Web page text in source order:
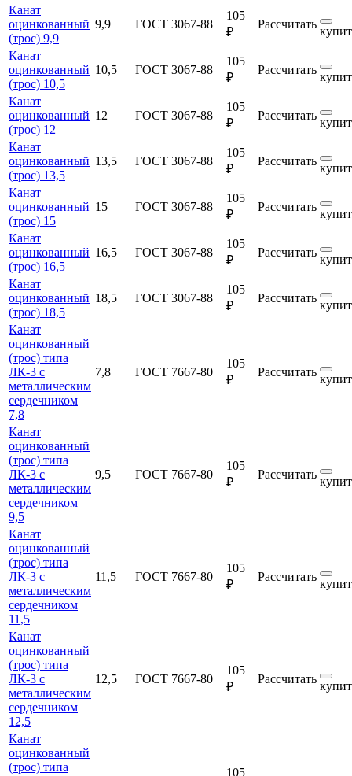
Канат
оцинкованный
(трос) 9,9
9,9 ГОСТ 3067-88
105
₽
Рассчитать
Канат
оцинкованный
(трос) 10,5
10,5 ГОСТ 3067-88
105
₽
Рассчитать
Канат
оцинкованный
(трос) 12
12 ГОСТ 3067-88
105
₽
Рассчитать
Канат
оцинкованный
(трос) 13,5
13,5 ГОСТ 3067-88
105
₽
Рассчитать
Канат
оцинкованный
(трос) 15
15 ГОСТ 3067-88
105
₽
Рассчитать
Канат
оцинкованный
(трос) 16,5
16,5 ГОСТ 3067-88
105
₽
Рассчитать
Канат
оцинкованный
(трос) 18,5
18,5 ГОСТ 3067-88
105
₽
Рассчитать
Канат
оцинкованный
(трос) типа
ЛК-3 с
металлическим
сердечником
7,8
7,8 ГОСТ 7667-80
105
₽
Рассчитать
Канат
оцинкованный
(трос) типа
ЛК-3 с
металлическим
сердечником
9,5
9,5 ГОСТ 7667-80
105
₽
Рассчитать
Канат
оцинкованный
(трос) типа
ЛК-3 с
металлическим
сердечником
11,5
11,5 ГОСТ 7667-80
105
₽
Рассчитать
Канат
оцинкованный
(трос) типа
ЛК-3 с
металлическим
сердечником
12,5
12,5 ГОСТ 7667-80
105
₽
Рассчитать
Канат
оцинкованный
(трос) типа
105